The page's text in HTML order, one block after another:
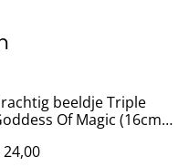
beeldje Triple
Of Magic (16cm)
24,00